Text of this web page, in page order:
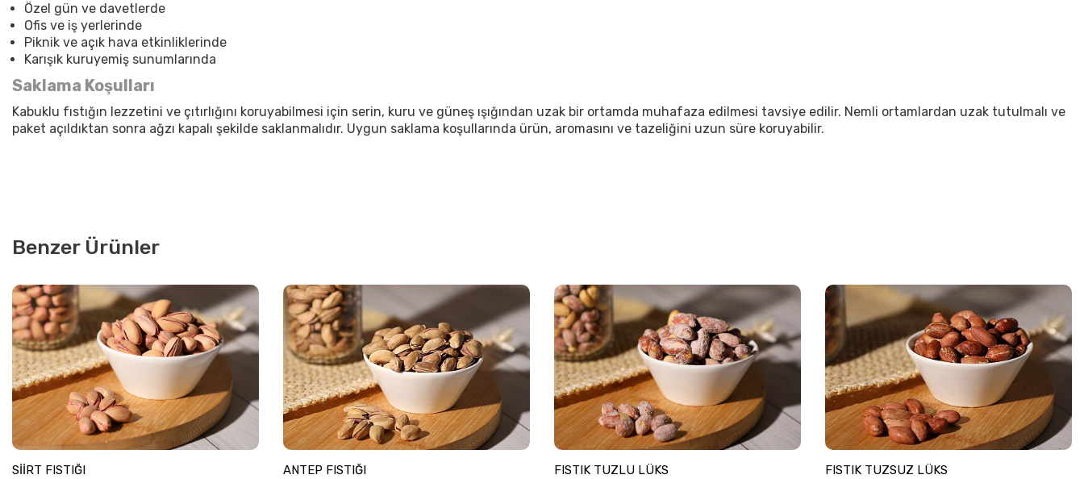
Özel gün ve davetlerde
Ofis ve iş yerlerinde
Piknik ve açık hava etkinliklerinde
Karışık kuruyemiş sunumlarında
Saklama Koşulları
Kabuklu fıstığın lezzetini ve çıtırlığını koruyabilmesi için serin, kuru ve güneş ışığından uzak bir ortamda muhafaza edilmesi tavsiye edilir. Nemli ortamlardan uzak tutulmalı ve
paket açıldıktan sonra ağzı kapalı şekilde saklanmalıdır. Uygun saklama koşullarında ürün, aromasını ve tazeliğini uzun süre koruyabilir.
Benzer Ürünler
SİİRT FISTIĞI ANTEP FISTIĞI FISTIK TUZLU LÜKS FISTIK TUZSUZ LÜKS